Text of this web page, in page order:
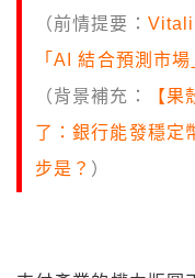
（前情提要：
「AI 結合預測市
（背景補充：
【
了：銀行能發穩定
步是？ ）